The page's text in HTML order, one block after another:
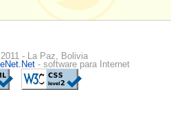
- La Paz, Bolivia
- software para Internet